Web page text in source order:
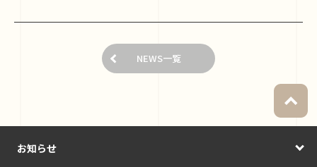
NEWS一覧
お知らせ